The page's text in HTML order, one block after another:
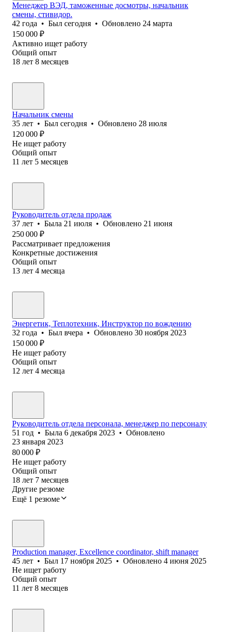
Менеджер ВЭД, таможенные досмотры, начальник
смены, стивидор.
42 года • Был сегодня • Обновлено 24 марта
150 000 ₽
Активно ищет работу
Общий опыт
18 лет 8 месяцев
Начальник смены
35 лет • Был сегодня • Обновлено 28 июля
120 000 ₽
Не ищет работу
Общий опыт
11 лет 5 месяцев
Руководитель отдела продаж
37 лет • Была 21 июля • Обновлено 21 июня
250 000 ₽
Рассматривает предложения
Конкретные достижения
Общий опыт
13 лет 4 месяца
Энергетик, Теплотехник, Инструктор по вождению
32 года • Был вчера • Обновлено 30 ноября 2023
150 000 ₽
Не ищет работу
Общий опыт
12 лет 4 месяца
Руководитель отдела персонала, менеджер по персоналу
51 год • Была 6 декабря 2023 • Обновлено
23 января 2023
80 000 ₽
Не ищет работу
Общий опыт
18 лет 7 месяцев
Другие резюме
Ещё 1 резюме
Production manager, Excellence coordinator, shift manager
45 лет • Был 17 ноября 2025 • Обновлено 4 июня 2025
Не ищет работу
Общий опыт
11 лет 8 месяцев